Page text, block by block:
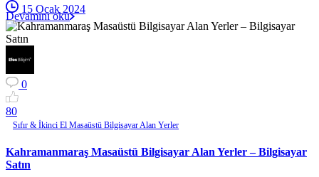
15 Ocak 2024
Devamını oku
0
80
Sıfır & İkinci El Masaüstü Bilgisayar Alan Yerler
Kahramanmaraş Masaüstü Bilgisayar Alan Yerler – Bilgisayar
Satın